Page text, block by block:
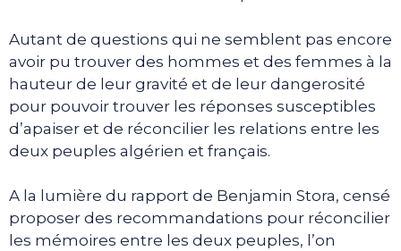
Autant de questions qui ne semblent pas encore
avoir pu trouver des hommes et des femmes à la
hauteur de leur gravité et de leur dangerosité
pour pouvoir trouver les réponses susceptibles
d’apaiser et de réconcilier les relations entre les
deux peuples algérien et français.
A la lumière du rapport de Benjamin Stora, censé
proposer des recommandations pour réconcilier
les mémoires entre les deux peuples, l’on